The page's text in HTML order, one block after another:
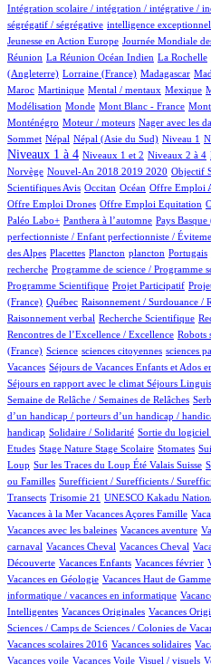
Intégration scolaire / intégration / intégrative /
ségrégatif / ségrégative
2/934 intelligence
10/934
9/934
10/934
77/934
5/934
2/934
Jeunesse en Action Europe
5/934 Journée Mondiale
101/934
5/934
Réunion
3/934 La Réunion Océan Indien
1/934 La Rochelle
1/934
1/934
2/934
62/934
(Angleterre)
1/934 Lorraine (France)
5/934 Madagascar
5/934
2/934
2/934
9/934
Maroc
8/934Martinique
2/934 Mental / mentaux
1/934 Mexique
1/934
30/934
40/934
2/934
Modélisation
4/934 Monde
1/934 Mont Blanc - France
9/934
11/934
11/934
Monténégro
2/934 Moteur / moteurs
1/934 Nager avec les
3/934
Sommet
15/934Népal
15/934 Népal (Asie du Sud)
12/934 Niveau 1
12/934
12/934
113/934
132/934
398/934
Niveaux 1 à 4
14/934 Niveaux 1 et 2
47/934 Niveaux 2 à 4
15/934
161/934
2/934
2/934
Norvège
14/934 Nouvel-An 2018 2019 2020
1/934
Objectif
Scientifiques Avis
8/934 Occitan
185/934 Océan
1/934 Offre Emploi
1/934
1/934
Offre Emploi Drones
2/934 Offre Emploi Equitation
1/934
109/934
95/934
Paléo Labo+
108/934 Panthera à l’automne
5/934 Pays
51/934
2/934
perfectionniste / Enfant perfectionniste /
10/934
5/934
des Alpes
3/934 Placettes
1/934 Plancton
1/934 plancton
14/934 Portugais
1/934
437/934
1/934
recherche
1/934 Programme de science / Programme
2/934
Programme Scientifique
1/934 Projet Participatif
1/934
14/934
79/934
(France)
5/934 Québec
2/934
Raisonnement / Surdouance /
Raisonnement verbal
1/934 Recherche Scientifique
3/934
1/934
2/934
Rencontres de l’Excellence / Excellence
5/934 Robots
101/934
4/934
(France)
11/934 Science
1/934 sciences citoyennes
1/934 sciences
1/934
100/934
Vacances
70/934 Séjours de Vacances Enfants et Ados
4/934
14/934
Séjours en rapport avec le climat
70/934 Séjours
11/934
100/934
Semaine de Relâche / Semaines de Relâches
11/934
2/934
d’un handicap / porteurs d’un handicap /
handicap
2/934 Solidaire / Solidarité
3/934 Sortie du logiciel
58/934
3/934
1/934
Etudes
1/934Stage Nature
11/934 Stage Scolaire
1/934 Stomates
179/934
5/934
2/934
Loup
10/934Sur les Traces du Loup Été Valais Suisse
8/934
ou Familles
2/934 Surefficient / Surefficients /
49/934
7/934
11/934
100/934
Transects
2/934 Trisomie 21
1/934 UNESCO Kakadu
10/934
1/934
1/934
Vacances à la Mer
1/934 Vacances Açores Famille
77/934
1/934
Vacances avec les baleines
1/934 Vacances aventure
11/934
1/934
1/934
carnaval
106/934Vacances Cheval
1/934 Vacances Cheval
18/934
1/934
1/934
Découverte
76/934 Vacances Enfants
1/934 Vacances février
2/934
19/934
Vacances en Géologie
1/934 Vacances Haut de Gamme
1/934
informatique / vacances en informatique
1/934
1/934
1/934
Intelligentes
2/934 Vacances Originales
1/934 Vacances
12/934
Sciences / Camps de Sciences / Colonies de
1/934
2/934
Vacances scolaires 2016
1/934 Vacances solidaires
1/934
1/934
1/934
1/934
Vacances voile
1/934 Vacances Voile
2/934 Visuel / visuels
12/934
1/934